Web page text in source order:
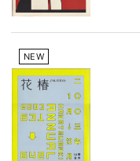
NEW